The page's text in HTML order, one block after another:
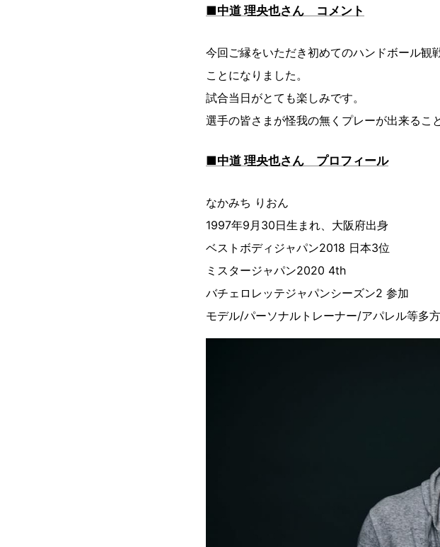
■中道 理央也さん コメント
今回ご縁をいただき初めてのハンドボール観
ことになりました。
試合当日がとても楽しみです。
選手の皆さまが怪我の無くプレーが出来るこ
■中道 理央也さん プロフィール
なかみち りおん
1997年9月30日生まれ、大阪府出身
ベストボディジャパン2018 日本3位
ミスタージャパン2020 4th
バチェロレッテジャパンシーズン2 参加
モデル/パーソナルトレーナー/アパレル等多方